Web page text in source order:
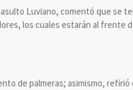
Luviano, comentó que se
los cuales estarán al frente
de palmeras; asimismo, refirió